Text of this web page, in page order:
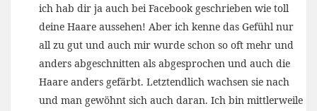
ich hab dir ja auch bei Facebook geschrieben wie toll
deine Haare aussehen! Aber ich kenne das Gefühl nur
all zu gut und auch mir wurde schon so oft mehr und
anders abgeschnitten als abgesprochen und auch die
Haare anders gefärbt. Letztendlich wachsen sie nach
und man gewöhnt sich auch daran. Ich bin mittlerweile